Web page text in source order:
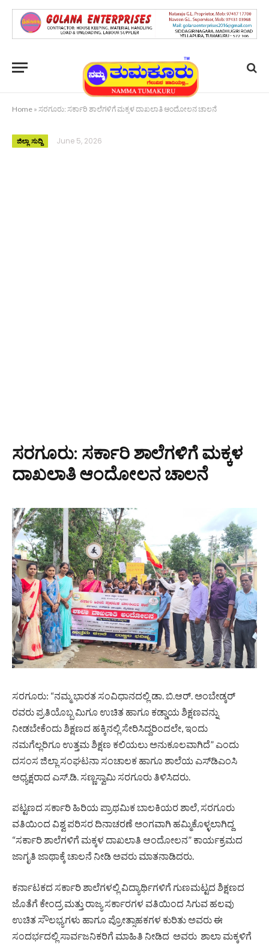
Home » ಸರಗೂರು: ಸರ್ಕಾರಿ ಶಾಲೆಗಳಿಗೆ ಮಕ್ಕಳ ದಾಖಲಾತಿ ಆಂದೋಲನ ಚಾಲನೆ
ಜಿಲ್ಲಾ ಸುದ್ದಿ June 5, 2026
ಸರಗೂರು: ಸರ್ಕಾರಿ ಶಾಲೆಗಳಿಗೆ ಮಕ್ಕಳ
ದಾಖಲಾತಿ ಆಂದೋಲನ ಚಾಲನೆ
ಸರಗೂರು: “ನಮ್ಮ ಭಾರತ ಸಂವಿಧಾನದಲ್ಲಿ ಡಾ. ಬಿ.ಆರ್. ಅಂಬೇಡ್ಕರ್
ರವರು ಪ್ರತಿಯೊಬ್ಬ ಮಿಗೂ ಉಚಿತ ಹಾಗೂ ಕಡ್ಡಾಯ ಶಿಕ್ಷಣವನ್ನು
ನೀಡಬೇಕೆಂದು ಶಿಕ್ಷಣದ ಹಕ್ಕಿನಲ್ಲಿ ಸೇರಿಸಿದ್ದರಿಂದಲೇ, ಇಂದು
ನಮಗೆಲ್ಲರಿಗೂ ಉತ್ತಮ ಶಿಕ್ಷಣ ಕಲಿಯಲು ಅನುಕೂಲವಾಗಿದೆ” ಎಂದು
ದಸಂಸ ಜಿಲ್ಲಾ ಸಂಘಟನಾ ಸಂಚಾಲಕ ಹಾಗೂ ಶಾಲೆಯ ಎಸ್‌ಡಿಎಂಸಿ
ಅಧ್ಯಕ್ಷರಾದ ಎಸ್.ಡಿ. ಸಣ್ಣಸ್ವಾಮಿ ಸರಗೂರು ತಿಳಿಸಿದರು.
ಪಟ್ಟಣದ ಸರ್ಕಾರಿ ಹಿರಿಯ ಪ್ರಾಥಮಿಕ ಬಾಲಕಿಯರ ಶಾಲೆ, ಸರಗೂರು
ವತಿಯಿಂದ ವಿಶ್ವ ಪರಿಸರ ದಿನಾಚರಣೆ ಅಂಗವಾಗಿ ಹಮ್ಮಿಕೊಳ್ಳಲಾಗಿದ್ದ
“ಸರ್ಕಾರಿ ಶಾಲೆಗಳಿಗೆ ಮಕ್ಕಳ ದಾಖಲಾತಿ ಆಂದೋಲನ” ಕಾರ್ಯಕ್ರಮದ
ಜಾಗೃತಿ ಜಾಥಾಕ್ಕೆ ಚಾಲನೆ ನೀಡಿ ಅವರು ಮಾತನಾಡಿದರು.
ಕರ್ನಾಟಕದ ಸರ್ಕಾರಿ ಶಾಲೆಗಳಲ್ಲಿ ವಿದ್ಯಾರ್ಥಿಗಳಿಗೆ ಗುಣಮಟ್ಟದ ಶಿಕ್ಷಣದ
ಜೊತೆಗೆ ಕೇಂದ್ರ ಮತ್ತು ರಾಜ್ಯ ಸರ್ಕಾರಗಳ ವತಿಯಿಂದ ಸಿಗುವ ಹಲವು
ಉಚಿತ ಸೌಲಭ್ಯಗಳು ಹಾಗೂ ಪ್ರೋತ್ಸಾಹಕಗಳ ಕುರಿತು ಅವರು ಈ
ಸಂದರ್ಭದಲ್ಲಿ ಸಾರ್ವಜನಿಕರಿಗೆ ಮಾಹಿತಿ ನೀಡಿದ ಅವರು ಶಾಲಾ ಮಕ್ಕಳಿಗೆ